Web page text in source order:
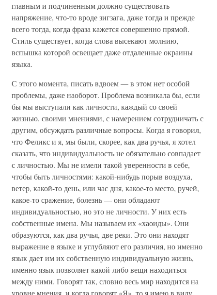
главным и подчиненным должно существовать
напряжение, что-то вроде зигзага, даже тогда и прежде
всего тогда, когда фраза кажется совершенно прямой.
Стиль существует, когда слова высекают молнию,
вспышка которой освещает даже отдаленные окраины
языка.
С этого момента, писать вдвоем — в этом нет особой
проблемы, даже наоборот. Проблема возникала бы, если
бы мы выступали как личности, каждый со своей
жизнью, своими мнениями, с намерением сотрудничать с
другим, обсуждать различные вопросы. Когда я говорил,
что Феликс и я, мы были, скорее, как два ручья, я хотел
сказать, что индивидуальность не обязательно совпадает
с личностью. Мы не имели такой уверенности в себе,
чтобы быть личностями: какой-нибудь порыв воздуха,
ветер, какой-то день, или час дня, какое-то место, ручей,
какое-то сражение, болезнь — они обладают
индивидуальностью, но это не личности. У них есть
собственные имена. Мы называем их «хаоиды». Они
образуются, как два ручья, две реки. Это они находят
выражение в языке и углубляют его различия, но именно
язык дает им их собственную индивидуальную жизнь,
именно язык позволяет какой-либо вещи находиться
между ними. Говорят так, словно весь мир находится на
уровне мнения, и когда говорят «Я», то я имею в виду